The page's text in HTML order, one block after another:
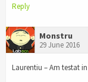
Reply
Monstru
29 June 2016
Laurentiu – Am testat